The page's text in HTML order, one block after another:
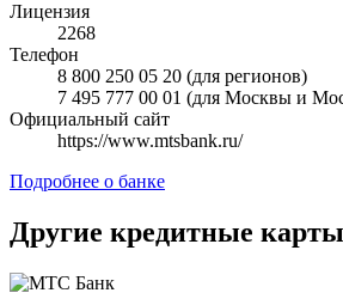
Лицензия
2268
Телефон
8 800 250 05 20 (для регионов)
7 495 777 00 01 (для Москвы и
Официальный сайт
https://www.mtsbank.ru/
Подробнее о банке
Другие кредитные карты